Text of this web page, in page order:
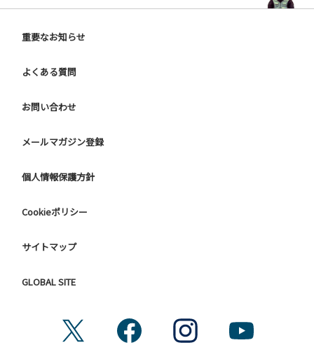
重要なお知らせ
よくある質問
お問い合わせ
メールマガジン登録
個人情報保護方針
Cookieポリシー
サイトマップ
GLOBAL SITE